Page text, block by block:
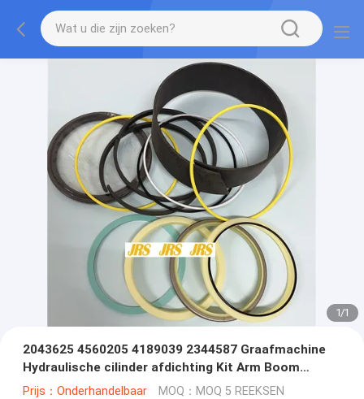
1/1
2043625 4560205 4189039 2344587 Graafmachine
Hydraulische cilinder afdichting Kit Arm Boom
Bucket
Prijs：Onderhandelbaar MOQ：MOQ 5 REEKSEN